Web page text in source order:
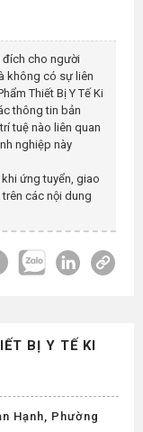
đích cho người
không có sự liên
Thiết Bị Y Tế Ki
thông tin bản
tuệ nào liên quan
nghiệp này
ứng tuyển, giao
các nội dung
BỊ Y TẾ KI
Hạnh, Phường